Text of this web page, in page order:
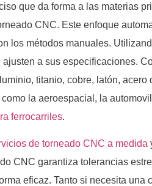
que da forma a las materias
CNC. Este enfoque
los métodos manuales.
a sus especificaciones.
titanio, cobre, latón, acero
la aeroespacial, la
ferrocarriles.
de torneado CNC a medida
CNC garantiza tolerancias
eficaz. Tanto si necesita una